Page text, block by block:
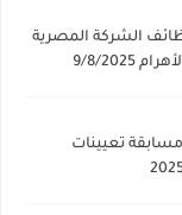
الشركة المصرية
8/2025
مسابقة تعيينات